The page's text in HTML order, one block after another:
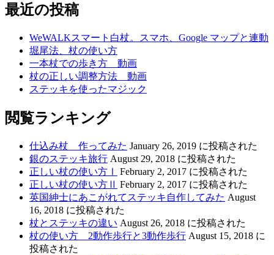
最近の投稿
WeWALKスマート白杖。スマホ、Google マップと連動
堀尾法、杖の使い方
一本杖での歩き方 動画
杖の正しい調整方法 動画
ステッキを使ったマジック
閲覧ランキング
仕込み杖 作ってみた January 26, 2019 に投稿された
銀のステッキ旅行 August 29, 2018 に投稿された
正しい杖の使い方Ⅰ
February 2, 2017 に投稿された
正しい杖の使い方Ⅱ February 2, 2017 に投稿された
英国紳士にあこがれてステッキ自作してみた August
16, 2018 に投稿された
杖とステッキの違い August 26, 2018 に投稿された
杖の使い方 2動作歩行と3動作歩行 August 15, 2018 に
投稿された